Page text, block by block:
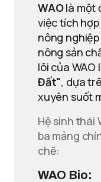
WAOlà một
việc tích
nông
nông sản
lõi của WAO
Đất", dựa
xuyên suốt
Hệ sinh thái
ba mảng
chẽ:
WAO Bio: